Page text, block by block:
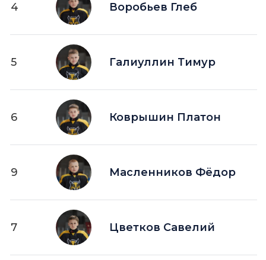
4 Воробьев Глеб
5 Галиуллин Тимур
6 Коврышин Платон
9 Масленников Фёдор
7 Цветков Савелий